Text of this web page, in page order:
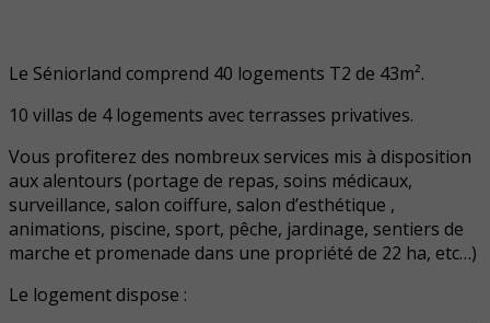
Le Séniorland comprend 40 logements T2 de 43m².
10 villas de 4 logements avec terrasses privatives.
Vous profiterez des nombreux services mis à disposition
aux alentours (portage de repas, soins médicaux,
surveillance, salon coiffure, salon d’esthétique ,
animations, piscine, sport, pêche, jardinage, sentiers de
marche et promenade dans une propriété de 22 ha, etc…)
Le logement dispose :